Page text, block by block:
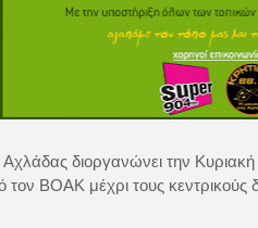
Αχλάδας διοργανώνει την
ΒΟΑΚ μέχρι τους κεντρικούς